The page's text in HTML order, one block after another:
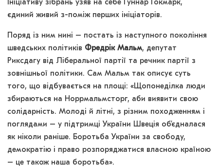
Ініціативу зібрань узяв на себе Ґуннар Гокмарк,
єдиний живий з-поміж перших ініціаторів.
Поряд із ним нині – постать із наступного покоління
шведських політиків Фредрік Мальм, депутат
Риксдагу від Ліберальної партії та речник партії з
зовнішньої політики. Сам Мальм так описує суть
того, що відбувається на площі: «Щопонеділка люди
збираються на Норрмальмсторг, аби виявити свою
солідарність. Молоді й літні, з різним походженням і
поглядами – у підтримці України Швеція об’єдналася
як ніколи раніше. Боротьба України за свободу,
демократію і право розпоряджатися власною країною
– це також наша боротьба».